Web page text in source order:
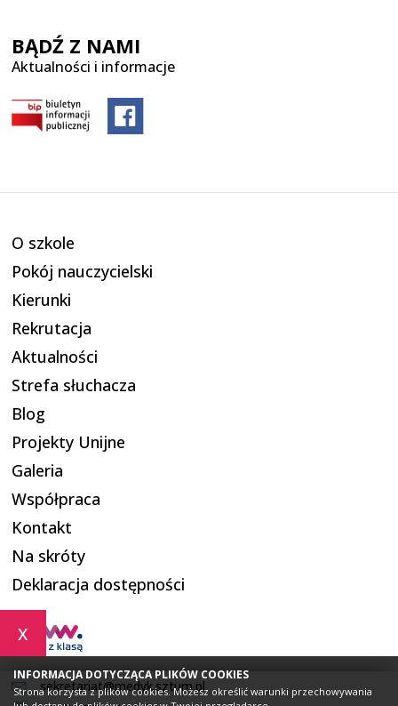
x
INFORMACJA DOTYCZĄCA PLIKÓW COOKIES
Strona korzysta z plików cookies. Możesz określić warunki przechowywania
sekretariat@medyk.sztum.pl
BĄDŹ Z NAMI
Aktualności i informacje
O szkole
Pokój nauczycielski
Kierunki
Rekrutacja
Aktualności
Strefa słuchacza
Blog
Projekty Unijne
Galeria
Współpraca
Kontakt
Na skróty
Deklaracja dostępności